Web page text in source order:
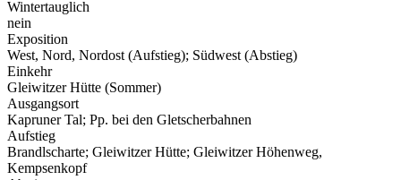
Wintertauglich
nein
Exposition
West, Nord, Nordost (Aufstieg); Südwest (Abstieg)
Einkehr
Gleiwitzer Hütte (Sommer)
Ausgangsort
Kapruner Tal; Pp. bei den Gletscherbahnen
Aufstieg
Brandlscharte; Gleiwitzer Hütte; Gleiwitzer Höhenweg,
Kempsenkopf